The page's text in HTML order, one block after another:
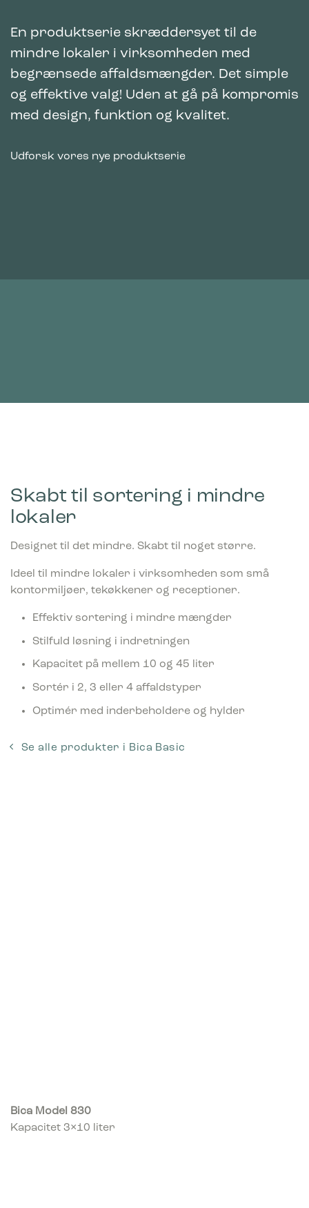
En produktserie skræddersyet til de
mindre lokaler i virksomheden med
begrænsede affaldsmængder. Det simple
og effektive valg! Uden at gå på kompromis
med design, funktion og kvalitet.
Udforsk vores nye produktserie
Bica Model 830
Kapacitet 3×10 liter
Skabt til sortering i mindre
lokaler
Designet til det mindre. Skabt til noget større.
Ideel til mindre lokaler i virksomheden som små
kontormiljøer, tekøkkener og receptioner.
Effektiv sortering i mindre mængder
Stilfuld løsning i indretningen
Kapacitet på mellem 10 og 45 liter
Sortér i 2, 3 eller 4 affaldstyper
Optimér med inderbeholdere og hylder
Se alle produkter i Bica Basic